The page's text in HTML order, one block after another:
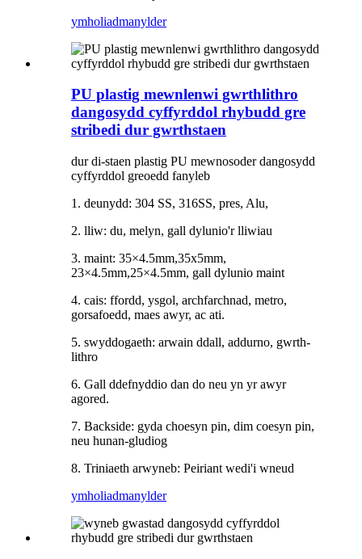
ymholiadmanylder
PU plastig mewnlenwi gwrthlithro
dangosydd cyffyrddol rhybudd gre
stribedi dur gwrthstaen
dur di-staen plastig PU mewnosoder dangosydd
cyffyrddol greoedd fanyleb
1. deunydd: 304 SS, 316SS, pres, Alu,
2. lliw: du, melyn, gall dylunio'r lliwiau
3. maint: 35×4.5mm,35x5mm,
23×4.5mm,25×4.5mm, gall dylunio maint
4. cais: ffordd, ysgol, archfarchnad, metro,
gorsafoedd, maes awyr, ac ati.
5. swyddogaeth: arwain ddall, addurno, gwrth-
lithro
6. Gall ddefnyddio dan do neu yn yr awyr
agored.
7. Backside: gyda choesyn pin, dim coesyn pin,
neu hunan-gludiog
8. Triniaeth arwyneb: Peiriant wedi'i wneud
ymholiadmanylder